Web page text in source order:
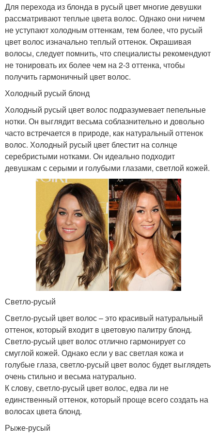
Для перехода из блонда в русый цвет многие девушки
рассматривают теплые цвета волос. Однако они ничем
не уступают холодным оттенкам, тем более, что русый
цвет волос изначально теплый оттенок. Окрашивая
волосы, следует помнить, что специалисты рекомендуют
не тонировать их более чем на 2-3 оттенка, чтобы
получить гармоничный цвет волос.
Холодный русый блонд
Холодный русый цвет волос подразумевает пепельные
нотки. Он выглядит весьма соблазнительно и довольно
часто встречается в природе, как натуральный оттенок
волос. Холодный русый цвет блестит на солнце
серебристыми нотками. Он идеально подходит
девушкам с серыми и голубыми глазами, светлой кожей.
Светло-русый
Светло-русый цвет волос – это красивый натуральный
оттенок, который входит в цветовую палитру блонд.
Светло-русый цвет волос отлично гармонирует со
смуглой кожей. Однако если у вас светлая кожа и
голубые глаза, светло-русый цвет волос будет выглядеть
очень стильно и весьма натурально.
К слову, светло-русый цвет волос, едва ли не
единственный оттенок, который проще всего создать на
волосах цвета блонд.
Рыже-русый